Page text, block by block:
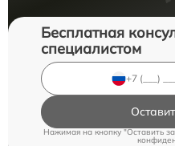
Бесплатная
специалистом
Нажимая на кнопку "Оставить